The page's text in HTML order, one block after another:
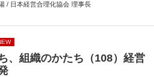
/ 日本経営合理化協会 理事長
、組織のかたち（108）経営